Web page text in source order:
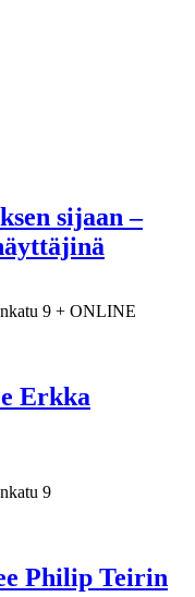
sijaan –
9 + ONLINE
Erkka
9
Philip Teirin